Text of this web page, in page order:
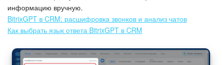
информацию вручную.
BitrixGPT в CRM: расшифровка звонков и анализ чатов
Как выбрать язык ответа BitrixGPT в CRM